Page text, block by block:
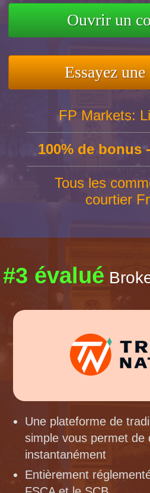
Ouvrir un
Essayez
FP Markets:
100% de bonus
Tous les
courtier
#3 évalué
Une plateforme de
simple vous permet de
instantanément
Entièrement